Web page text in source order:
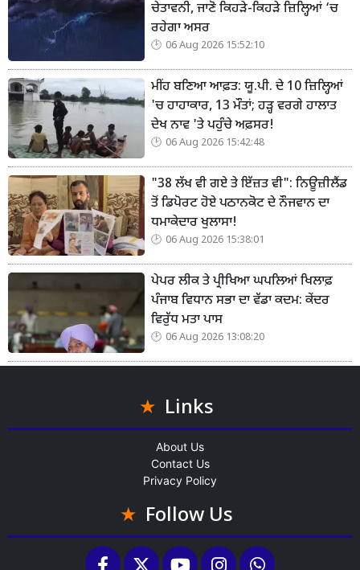
ਚੇਤਾਵਨੀ, ਜਾਣੋ ਕਿਹੜੇ-ਕਿਹੜੇ ਜ਼ਿਲ੍ਹਿਆਂ ‘ਚ
ਰਹੇਗਾ ਅਸਰ
06 Aug 2026 15:52:10
ਮੀਂਹ ਬਣਿਆ ਆਫ਼ਤ: ਯੂ.ਪੀ. ਦੇ 10 ਜ਼ਿਲ੍ਹਿਆਂ
'ਚ ਹਾਹਾਕਾਰ, 13 ਮੌਤਾਂ; ਹੜ੍ਹ ਵਰਗੇ ਹਾਲਾਤ
ਦੇਖ ਨਾਵ 'ਤੇ ਪਹੁੰਚੇ ਅਫ਼ਸਰ!
06 Aug 2026 15:42:48
"38 ਲੱਖ ਵੀ ਗਏ ਤੇ ਇੱਜ਼ਤ ਵੀ": ਨਿਊਜ਼ੀਲੈਂਡ
ਤੋਂ ਡਿਪੋਰਟ ਹੋਏ ਪਠਾਨਕੋਟ ਦੇ ਨੌਜਵਾਨ ਦਾ
ਧਮਾਕੇਦਾਰ ਖੁਲਾਸਾ!
06 Aug 2026 15:38:01
ਪੇਪਰ ਲੀਕ ਤੇ ਪ੍ਰੀਖਿਆ ਘਪਲਿਆਂ ਖਿਲਾਫ਼
ਪੰਜਾਬ ਵਿਧਾਨ ਸਭਾ ਦਾ ਵੱਡਾ ਕਦਮ: ਕੇਂਦਰ
ਵਿਰੁੱਧ ਮਤਾ ਪਾਸ
06 Aug 2026 13:08:20
Links
About Us
Contact Us
Privacy Policy
Follow Us